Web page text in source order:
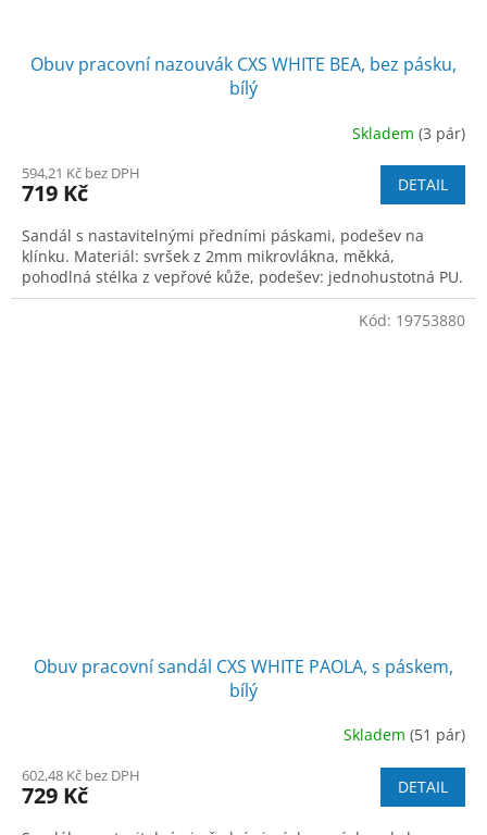
Obuv pracovní nazouvák CXS WHITE BEA, bez pásku,
bílý
Skladem (3 pár)
594,21 Kč bez DPH
719 Kč DETAIL
Sandál s nastavitelnými předními páskami, podešev na
klínku. Materiál: svršek z 2mm mikrovlákna, měkká,
pohodlná stélka z vepřové kůže, podešev: jednohustotná PU.
Obuv pracovní sandál CXS WHITE PAOLA, s páskem,
bílý
Skladem (51 pár)
602,48 Kč bez DPH
729 Kč DETAIL
Kód: 19753880